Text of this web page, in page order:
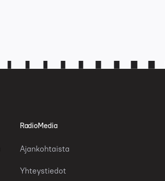
RadioMedia
Ajankohtaista
Yhteystiedot